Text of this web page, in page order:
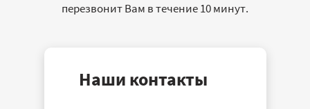
перезвонит Вам в течение 10 минут.
Наши контакты